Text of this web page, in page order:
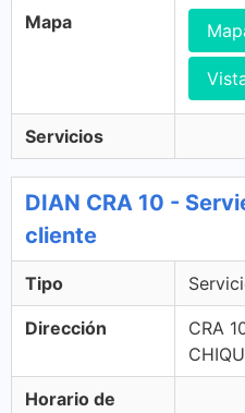
Mapa
Servicios
DIAN CRA 10 -
cliente
Tipo
Dirección
CRA
Horario de